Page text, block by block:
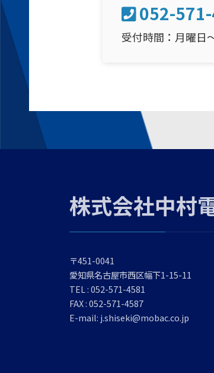
052-
受付時間：月曜日
株式会社中村
〒451-0041
愛知県名古屋市西区幅下1-15-11
TEL : 052-571-4581
FAX : 052-571-4587
E-mail: j.shiseki@mobac.co.jp